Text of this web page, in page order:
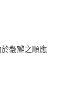
翻瓣之順應